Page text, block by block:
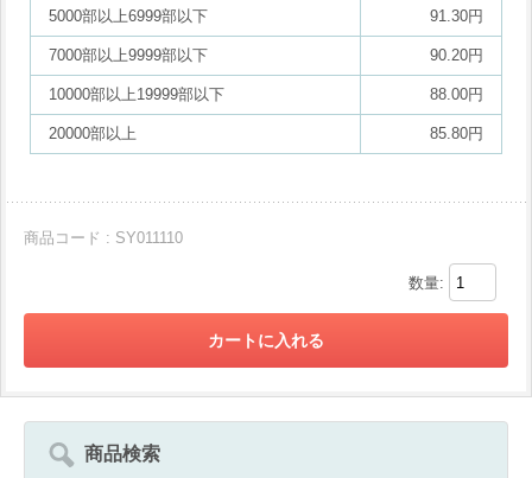
5000部以上6999部以下 91.30円
7000部以上9999部以下 90.20円
10000部以上19999部以下 88.00円
20000部以上 85.80円
商品コード : SY011110
数量:
商品検索